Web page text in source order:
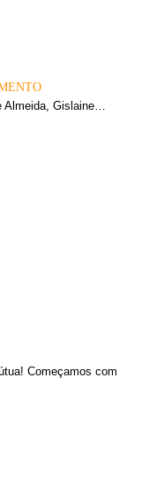
Almeida, Gislaine…
Começamos com